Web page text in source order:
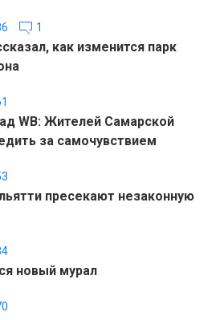
1
как изменится парк
WB: Жителей Самарской
за самочувствием
пресекают незаконную
новый мурал